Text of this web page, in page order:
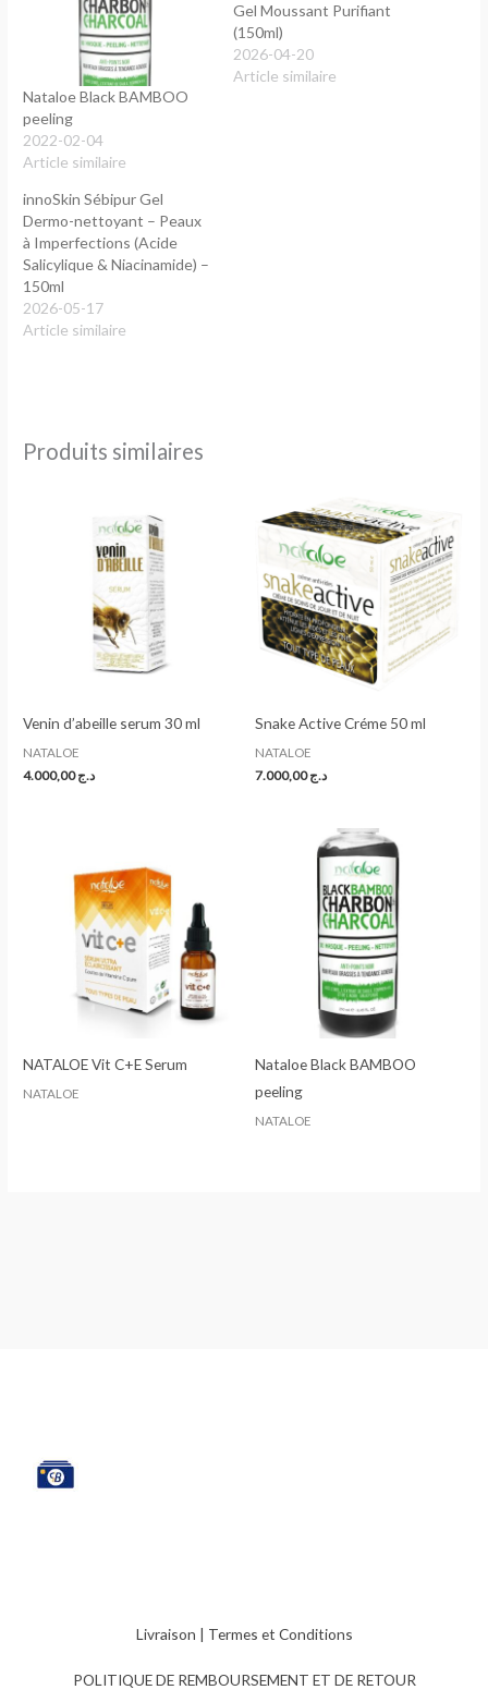
Nataloe Black BAMBOO
peeling
2022-02-04
Article similaire
Gel Moussant Purifiant
(150ml)
2026-04-20
Article similaire
innoSkin Sébipur Gel
Dermo-nettoyant – Peaux
à Imperfections (Acide
Salicylique & Niacinamide) –
150ml
2026-05-17
Article similaire
Produits similaires
Venin d’abeille serum 30 ml
NATALOE
د.ج4.000,00
Snake Active Créme 50 ml
NATALOE
د.ج7.000,00
NATALOE Vit C+E Serum
NATALOE
Nataloe Black BAMBOO
peeling
NATALOE
Livraison | Termes et Conditions
POLITIQUE DE REMBOURSEMENT ET DE RETOUR